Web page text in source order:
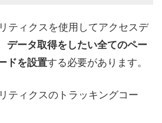
ティクスを使用してアクセスデ
データ取得をしたい全てのペー
ドを設置する必要があります。
ティクスのトラッキングコー